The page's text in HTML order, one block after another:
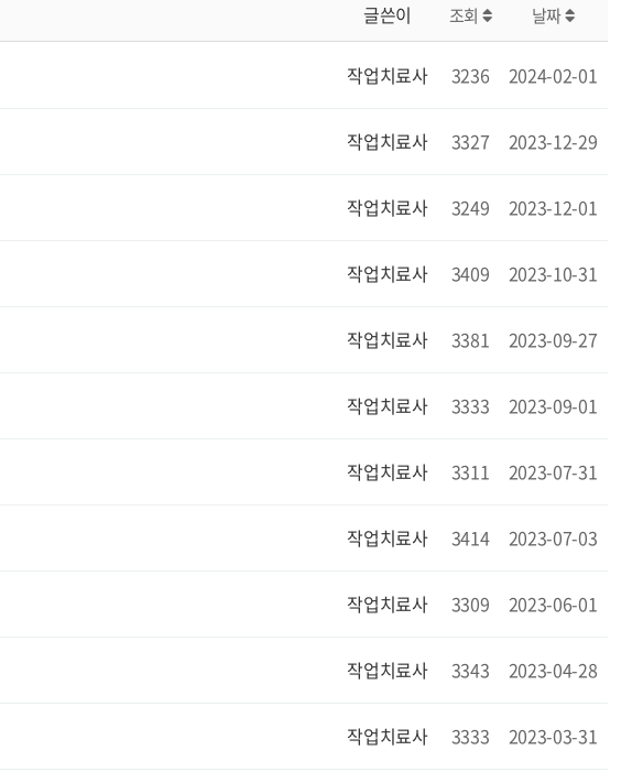
글쓴이 조회 날짜
작업치료사 3236 2024-02-01
작업치료사 3327 2023-12-29
작업치료사 3249 2023-12-01
작업치료사 3409 2023-10-31
작업치료사 3381 2023-09-27
작업치료사 3333 2023-09-01
작업치료사 3311 2023-07-31
작업치료사 3414 2023-07-03
작업치료사 3309 2023-06-01
작업치료사 3343 2023-04-28
작업치료사 3333 2023-03-31